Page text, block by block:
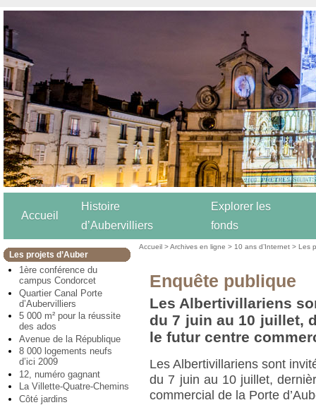
Accueil
Histoire
d’Aubervilliers
Explorer les
fonds
Les projets d’Auber
1ère conférence du
campus Condorcet
Quartier Canal Porte
d’Aubervilliers
5 000 m² pour la réussite
des ados
Avenue de la République
8 000 logements neufs
d’ici 2009
12, numéro gagnant
La Villette-Quatre-Chemins
Côté jardins
Accueil >Archives en ligne > 10 ans d’Internet >Les
Enquête publique
Les Albertivillariens
du 7 juin au 10 juillet,
le futur centre
Les Albertivillariens sont
du 7 juin au 10 juillet,
commercial de la Porte